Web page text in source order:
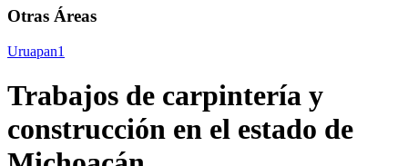
Otras Áreas
Uruapan1
Trabajos de carpintería y
construcción en el estado de